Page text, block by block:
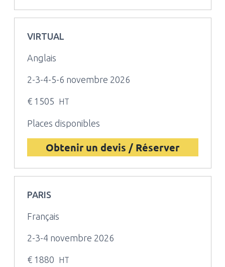
VIRTUAL
Anglais
2-3-4-5-6 novembre 2026
€ 1505 HT
Places disponibles
Obtenir un devis / Réserver
PARIS
Français
2-3-4 novembre 2026
€ 1880 HT